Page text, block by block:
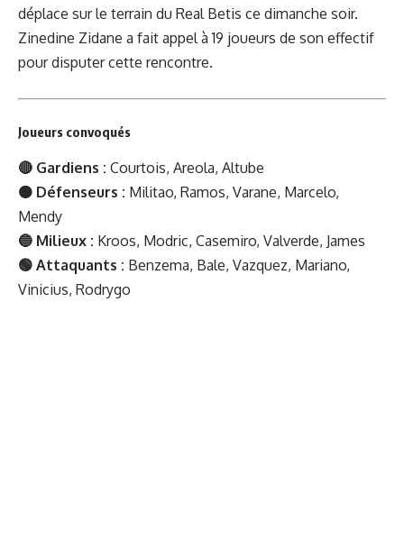
déplace sur le terrain du Real Betis ce dimanche soir.
Zinedine Zidane a fait appel à 19 joueurs de son effectif
pour disputer cette rencontre.
Joueurs convoqués
🔴 Gardiens : Courtois, Areola, Altube
🟠 Défenseurs : Militao, Ramos, Varane, Marcelo,
Mendy
🔵 Milieux : Kroos, Modric, Casemiro, Valverde, James
🟢 Attaquants : Benzema, Bale, Vazquez, Mariano,
Vinicius, Rodrygo